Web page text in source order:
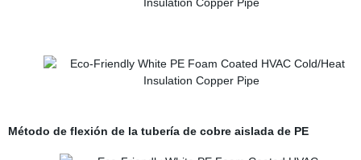
Método de flexión de la tubería de cobre aislada de PE